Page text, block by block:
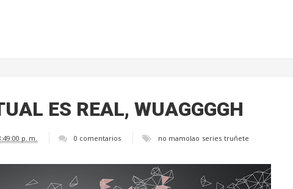
ES REAL, WUAGGGGH
p. m. 0 comentarios no mamolao series truñete